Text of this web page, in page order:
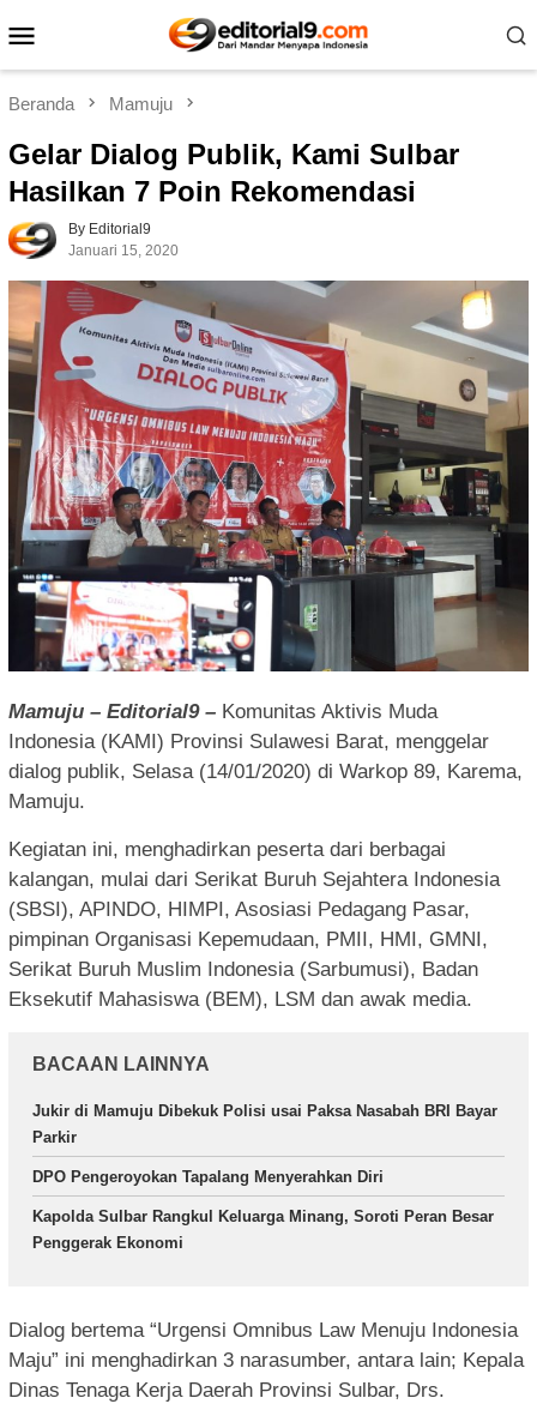
ke
Mobile
Beranda Mamuju
Gelar Dialog Publik, Kami Sulbar
Hasilkan 7 Poin Rekomendasi
By Editorial9
Januari 15, 2020
Mamuju – Editorial9 – Komunitas Aktivis Muda
Indonesia (KAMI) Provinsi Sulawesi Barat, menggelar
dialog publik, Selasa (14/01/2020) di Warkop 89, Karema,
Mamuju.
Kegiatan ini, menghadirkan peserta dari berbagai
kalangan, mulai dari Serikat Buruh Sejahtera Indonesia
(SBSI), APINDO, HIMPI, Asosiasi Pedagang Pasar,
pimpinan Organisasi Kepemudaan, PMII, HMI, GMNI,
Serikat Buruh Muslim Indonesia (Sarbumusi), Badan
Eksekutif Mahasiswa (BEM), LSM dan awak media.
BACAAN LAINNYA
Jukir di Mamuju Dibekuk Polisi usai Paksa Nasabah BRI Bayar
Parkir
DPO Pengeroyokan Tapalang Menyerahkan Diri
Kapolda Sulbar Rangkul Keluarga Minang, Soroti Peran Besar
Penggerak Ekonomi
Dialog bertema “Urgensi Omnibus Law Menuju Indonesia
Maju” ini menghadirkan 3 narasumber, antara lain; Kepala
Dinas Tenaga Kerja Daerah Provinsi Sulbar, Drs.